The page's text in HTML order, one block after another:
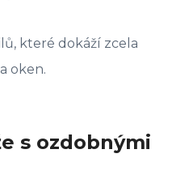
které dokáží zcela
oken.
s ozdobnými